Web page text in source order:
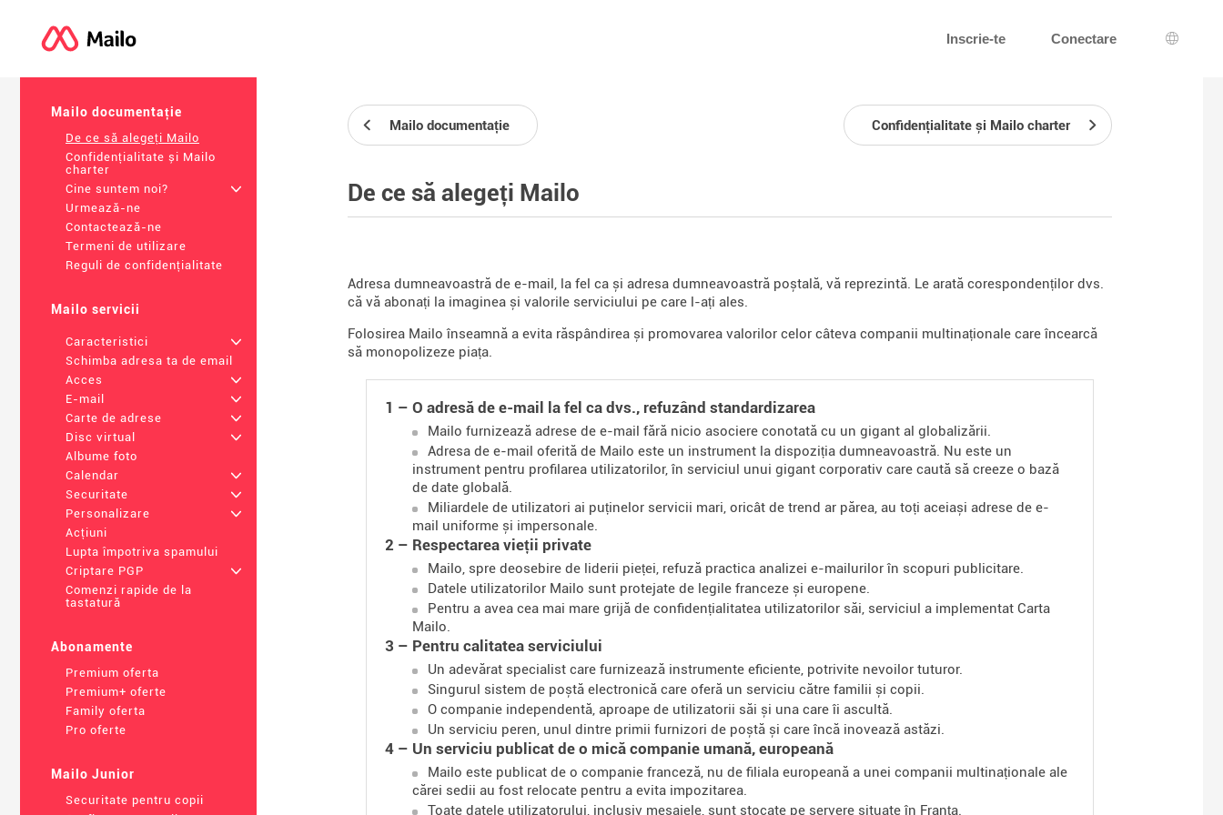
Inscrie-te Conectare
Mailo documentație
De ce să alegeți Mailo
Confidențialitate și Mailo
charter
Cine suntem noi?
+
Urmează-ne
Contactează-ne
Termeni de utilizare
Reguli de confidențialitate
Mailo servicii
Caracteristici
+
Schimba adresa ta de email
Acces
+
E-mail
+
Carte de adrese
+
Disc virtual
+
Albume foto
Calendar
+
Securitate
+
Personalizare
+
Acțiuni
Lupta împotriva spamului
Criptare PGP
+
Comenzi rapide de la
tastatură
Abonamente
Premium oferta
Premium+ oferte
Family oferta
Pro oferte
Mailo Junior
Securitate pentru copii
Mailo documentație Confidențialitate și Mailo charter
De ce să alegeți Mailo
Adresa dumneavoastră de e-mail, la fel ca și adresa dumneavoastră poștală, vă reprezintă. Le arată corespondenților dvs.
că vă abonați la imaginea și valorile serviciului pe care l-ați ales.
Folosirea Mailo înseamnă a evita răspândirea și promovarea valorilor celor câteva companii multinaționale care încearcă
să monopolizeze piața.
1 – O adresă de e-mail la fel ca dvs., refuzând standardizarea
Mailo furnizează adrese de e-mail fără nicio asociere conotată cu un gigant al globalizării.
Adresa de e-mail oferită de Mailo este un instrument la dispoziția dumneavoastră. Nu este un
instrument pentru profilarea utilizatorilor, în serviciul unui gigant corporativ care caută să creeze o bază
de date globală.
Miliardele de utilizatori ai puținelor servicii mari, oricât de trend ar părea, au toți aceiași adrese de e-
mail uniforme și impersonale.
2 – Respectarea vieții private
Mailo, spre deosebire de liderii pieței, refuză practica analizei e-mailurilor în scopuri publicitare.
Datele utilizatorilor Mailo sunt protejate de legile franceze și europene.
Pentru a avea cea mai mare grijă de confidențialitatea utilizatorilor săi, serviciul a implementat Carta
Mailo.
3 – Pentru calitatea serviciului
Un adevărat specialist care furnizează instrumente eficiente, potrivite nevoilor tuturor.
Singurul sistem de poștă electronică care oferă un serviciu către familii și copii.
O companie independentă, aproape de utilizatorii săi și una care îi ascultă.
Un serviciu peren, unul dintre primii furnizori de poștă și care încă inovează astăzi.
4 – Un serviciu publicat de o mică companie umană, europeană
Mailo este publicat de o companie franceză, nu de filiala europeană a unei companii multinaționale ale
cărei sedii au fost relocate pentru a evita impozitarea.
Toate datele utilizatorului, inclusiv mesajele, sunt stocate pe servere situate în Franța.